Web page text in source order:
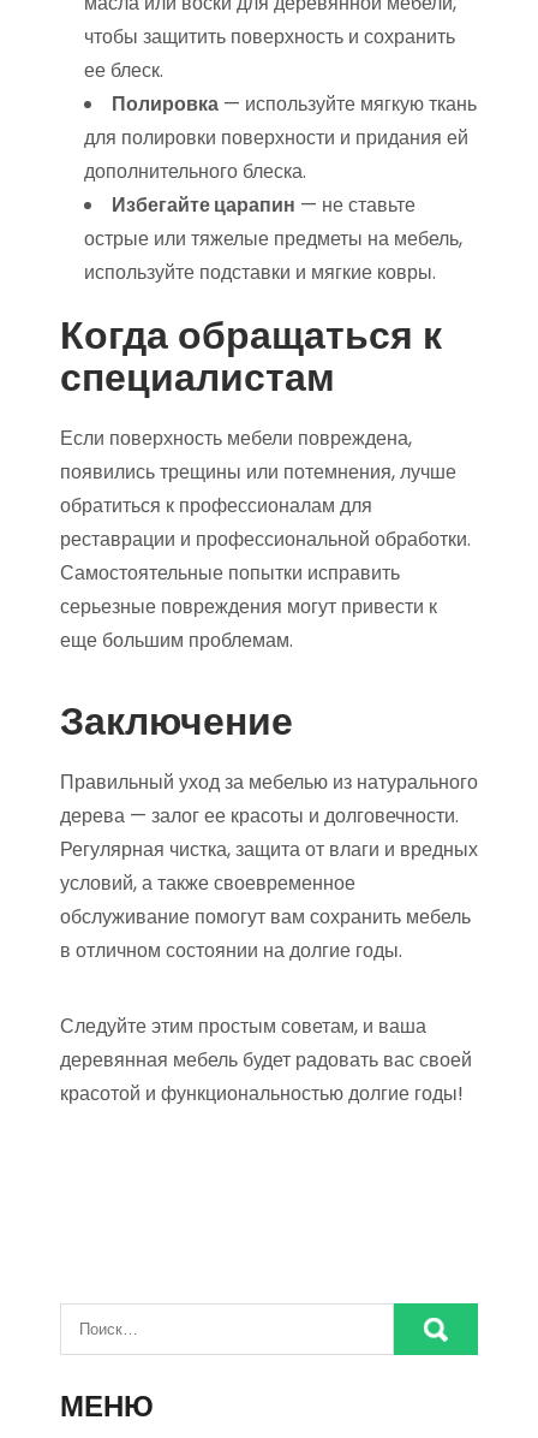
чтобы защитить поверхность и сохранить
ее блеск.
Полировка — используйте мягкую ткань
для полировки поверхности и придания ей
дополнительного блеска.
Избегайте царапин — не ставьте
острые или тяжелые предметы на мебель,
используйте подставки и мягкие ковры.
Когда обращаться к
специалистам
Если поверхность мебели повреждена,
появились трещины или потемнения, лучше
обратиться к профессионалам для
реставрации и профессиональной обработки.
Самостоятельные попытки исправить
серьезные повреждения могут привести к
еще большим проблемам.
Заключение
Правильный уход за мебелью из натурального
дерева — залог ее красоты и долговечности.
Регулярная чистка, защита от влаги и вредных
условий, а также своевременное
обслуживание помогут вам сохранить мебель
в отличном состоянии на долгие годы.
Следуйте этим простым советам, и ваша
деревянная мебель будет радовать вас своей
красотой и функциональностью долгие годы!
МЕНЮ